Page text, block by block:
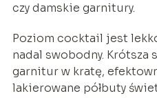
czy damskie garnitury.
Poziom cocktail jest
nadal swobodny. Krótsza
garnitur w kratę,
lakierowane półbuty